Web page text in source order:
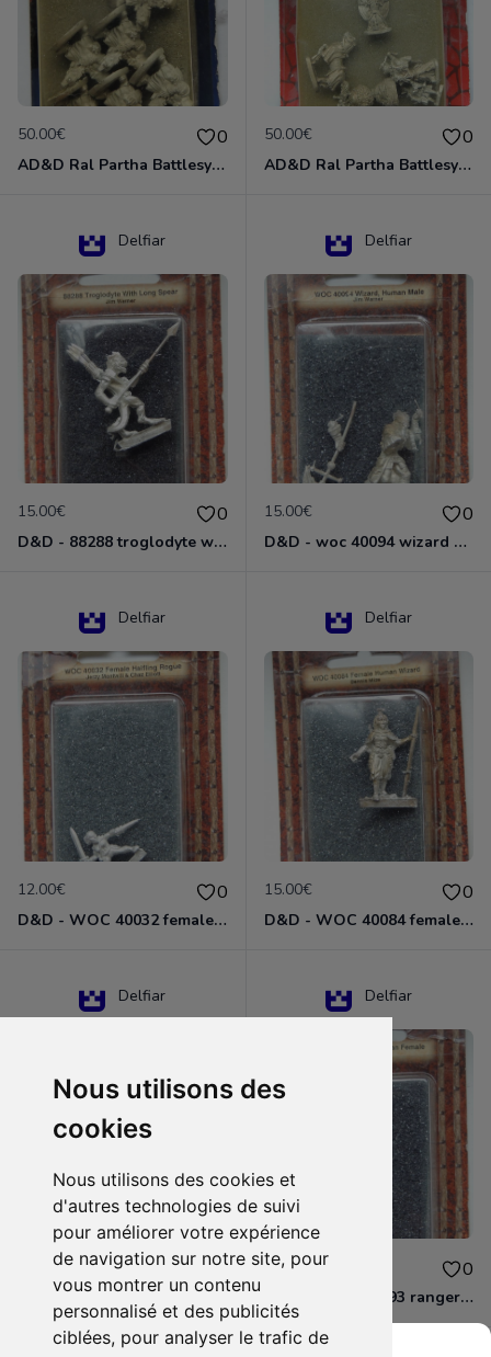
Nous utilisons des
cookies
Nous utilisons des cookies et
d'autres technologies de suivi
pour améliorer votre expérience
de navigation sur notre site, pour
vous montrer un contenu
personnalisé et des publicités
ciblées, pour analyser le trafic de
50.00€ 0
AD&D Ral Partha Battlesystem Miniatures Pack Iron Lord Dwarf Crossbowmen 11-854
50.00€ 0
AD&D Ral Partha Battlesystem Villains/Forgotten Realms 11-955 Miniatures
Delfiar
15.00€ 0
D&D - 88288 troglodyte with long Miniature - Donjons Dragons
Delfiar
15.00€ 0
D&D - woc 40094 wizard human male Miniature - Donjons Dragons
Delfiar
12.00€ 0
D&D - WOC 40032 female halfling rogue Miniature - Donjons Dragons
Delfiar
15.00€ 0
D&D - WOC 40084 female human wizard Miniature - Donjons Dragons
Delfiar
15.00€ 0
D&D - 88286 paladin human male Miniature - Donjons Dragons
Delfiar
12.00€ 0
D&D - WOC 40093 ranger human female Miniature - Donjons Dragons